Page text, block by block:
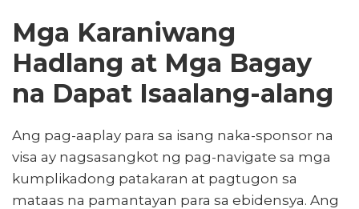
Mga Karaniwang
Hadlang at Mga Bagay
na Dapat Isaalang-alang
Ang pag-aaplay para sa isang naka-sponsor na
visa ay nagsasangkot ng pag-navigate sa mga
kumplikadong patakaran at pagtugon sa
mataas na pamantayan para sa ebidensya. Ang